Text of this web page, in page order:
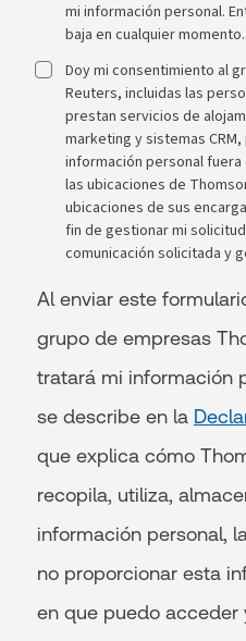
mi información personal.
baja en cualquier momento.
Doy mi consentimiento al
Reuters, incluidas las
prestan servicios de
marketing y sistemas
información personal
las ubicaciones de
ubicaciones de sus
fin de gestionar mi
comunicación solicitada y
Al enviar este
grupo de empresas
tratará mi información
se describe en la
que explica cómo
recopila, utiliza,
información personal,
no proporcionar esta
en que puedo acceder